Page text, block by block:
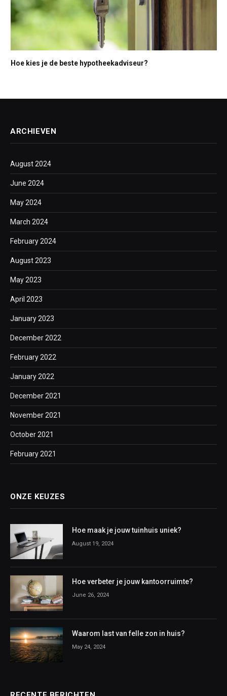
Hoe kies je de beste hypotheekadviseur?
ARCHIEVEN
August 2024
June 2024
May 2024
March 2024
February 2024
August 2023
May 2023
April 2023
January 2023
December 2022
February 2022
January 2022
December 2021
November 2021
October 2021
February 2021
ONZE KEUZES
Hoe maak je jouw tuinhuis uniek?
August 19, 2024
Hoe verbeter je jouw kantoorruimte?
June 26, 2024
Waarom last van felle zon in huis?
May 24, 2024